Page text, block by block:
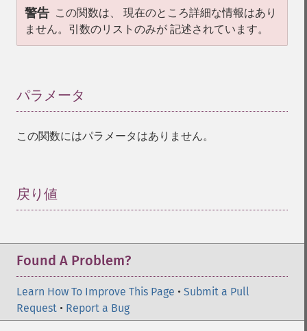
警告 この関数は、 現在のところ詳細な情報はあり
ません。引数のリストのみが 記述されています。
パラメータ
この関数にはパラメータはありません。
戻り値
Found A Problem?
Learn How To Improve This Page • Submit a Pull
Request • Report a Bug